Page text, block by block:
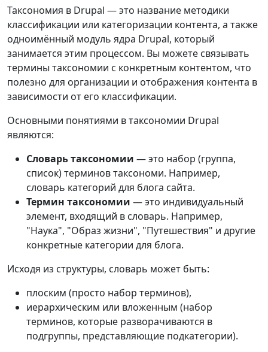
Таксономия в Drupal — это название методики
классификации или категоризации контента, а также
одноимённый модуль ядра Drupal, который
занимается этим процессом. Вы можете связывать
термины таксономии с конкретным контентом, что
полезно для организации и отображения контента в
зависимости от его классификации.
Основными понятиями в таксономии Drupal
являются:
Словарь таксономии — это набор (группа,
список) терминов таксономи. Например,
словарь категорий для блога сайта.
Термин таксономии — это индивидуальный
элемент, входящий в словарь. Например,
"Наука", "Образ жизни", "Путешествия" и другие
конкретные категории для блога.
Исходя из структуры, словарь может быть:
плоским (просто набор терминов),
иерархическим или вложенным (набор
терминов, которые разворачиваются в
подгруппы, представляющие подкатегории).